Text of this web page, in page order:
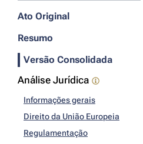
Ato Original
Resumo
Versão Consolidada
Análise Jurídica
Informações gerais
Direito da União Europeia
Regulamentação